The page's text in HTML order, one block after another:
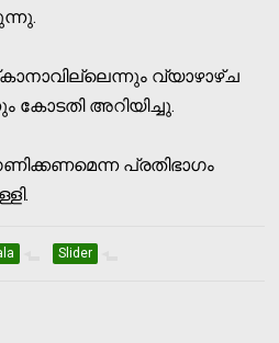
വ്യാഴാഴ്ച
കോടതി അറിയിച്ചു.
പ്രതിഭാഗം
Slider